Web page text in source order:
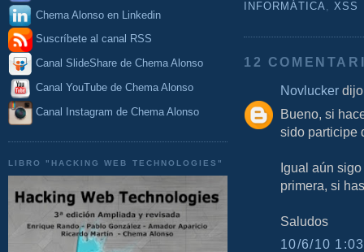
Chema Alonso en Linkedin
Suscríbete al canal RSS
Canal SlideShare de Chema Alonso
Canal YouTube de Chema Alonso
Canal Instagram de Chema Alonso
LIBRO "HACKING WEB TECHNOLOGIES"
INFORMÁTICA,XSS
12
Novlucker
Bueno, si
sido participe
Igual aún
primera, si
Saludos
10/6/10